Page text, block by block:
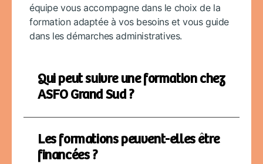
équipe vous accompagne dans le choix de la
formation adaptée à vos besoins et vous guide
dans les démarches administratives.
Qui peut suivre une formation chez
ASFO Grand Sud ?
Les formations peuvent-elles être
financées ?